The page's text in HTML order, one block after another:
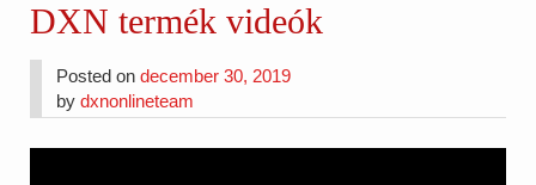
DXN termék videók
Posted ondecember 30, 2019
bydxnonlineteam